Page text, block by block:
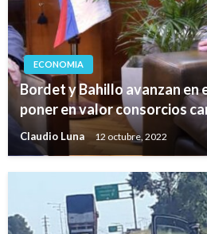
ECONOMIA
Bordet y Bahillo avanzan en
poner en valor consorcios
Claudio Luna 12 octubre, 2022